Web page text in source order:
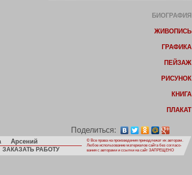
БИОГРАФИЯ
ЖИВОПИСЬ
ГРАФИКА
ПЕЙЗАЖ
РИСУНОК
КНИГА
ПЛАКАТ
Поделиться:
Арсений
ЗАКАЗАТЬ РАБОТУ
© Все права на произведения принадлежат их авторам.
Любое использование материалов сайта без согласо-
вания с авторами и ссылки на сайт ЗАПРЕЩЕНО